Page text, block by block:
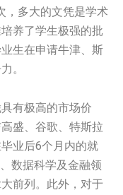
，多大的文凭是学术
养了学生极强的批
生在申请牛津、斯
。
有极高的市场价
盛、谷歌、特斯拉
业后6个月内的就
数据科学及金融领
前列。此外，对于